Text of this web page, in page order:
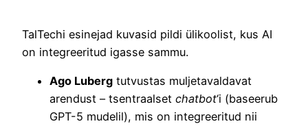
TalTechi esinejad kuvasid pildi ülikoolist, kus AI
on integreeritud igasse sammu.
Ago Luberg tutvustas muljetavaldavat
arendust – tsentraalset chatbot‘i (baseerub
GPT-5 mudelil), mis on integreeritud nii